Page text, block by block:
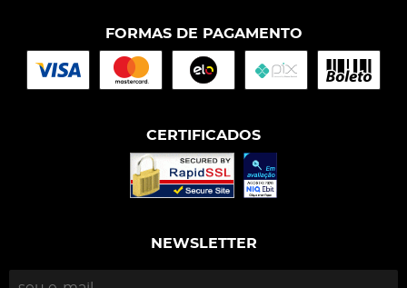
FORMAS DE PAGAMENTO
CERTIFICADOS
NEWSLETTER